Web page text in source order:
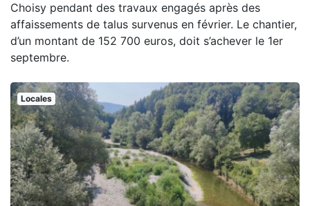
Choisy pendant des travaux engagés après des
affaissements de talus survenus en février. Le chantier,
d’un montant de 152 700 euros, doit s’achever le 1er
septembre.
Locales